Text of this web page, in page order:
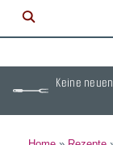
Keine